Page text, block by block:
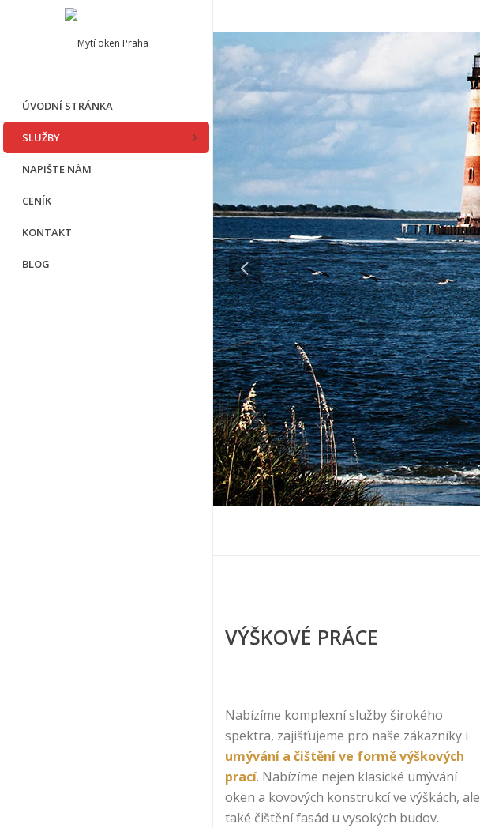
ÚVODNÍ STRÁNKA
SLUŽBY
NAPIŠTE NÁM
CENÍK
KONTAKT
BLOG
VÝŠKOVÉ PRÁCE
Nabízíme komplexní služby širokého
spektra, zajišťujeme pro naše zákazníky i
umývání a čištění ve formě výškových
prací. Nabízíme nejen klasické umývání
oken a kovových konstrukcí ve výškách, ale
také čištění fasád u vysokých budov.